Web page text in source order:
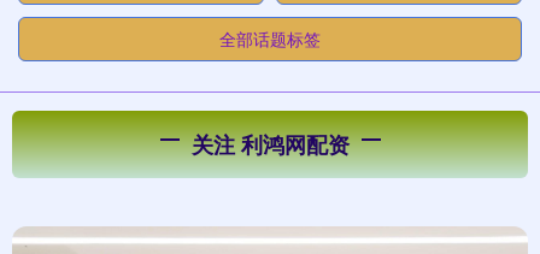
全部话题标签
关注 利鸿网配资